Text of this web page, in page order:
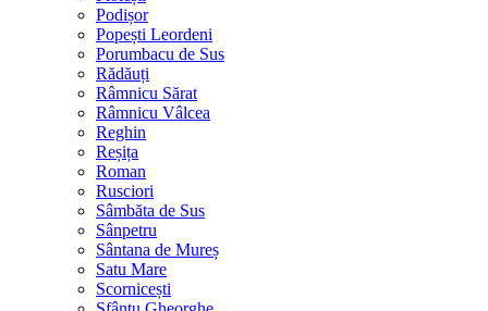
Podișor
Popești Leordeni
Porumbacu de Sus
Rădăuți
Râmnicu Sărat
Râmnicu Vâlcea
Reghin
Reșița
Roman
Rusciori
Sâmbăta de Sus
Sânpetru
Sântana de Mureș
Satu Mare
Scornicești